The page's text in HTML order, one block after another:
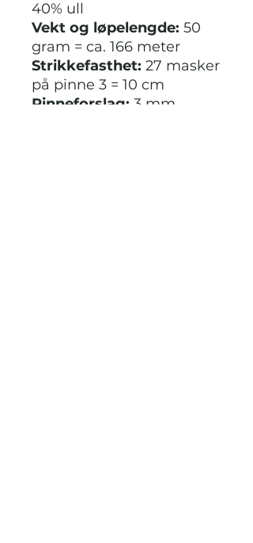
40% ull
Vekt og løpelengde: 50
gram = ca. 166 meter
Strikkefasthet: 27 masker
på pinne 3 = 10 cm
Pinneforslag: 3 mm